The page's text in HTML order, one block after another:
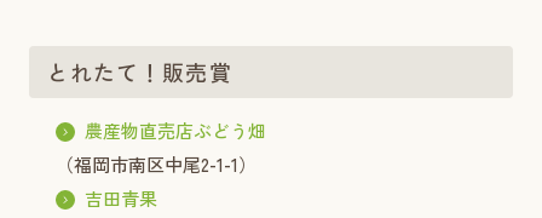
とれたて！販売賞
農産物直売店ぶどう畑
（福岡市南区中尾2-1-1）
吉田青果